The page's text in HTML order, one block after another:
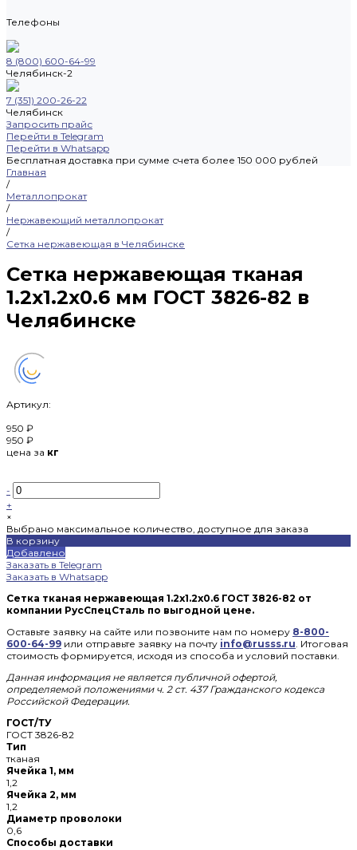
Телефоны
8 (800) 600-64-99
Челябинск-2
7 (351) 200-26-22
Челябинск
Запросить прайс
Перейти в Telegram
Перейти в Whatsapp
Бесплатная доставка при сумме счета более 150 000 рублей
Главная
/
Металлопрокат
/
Нержавеющий металлопрокат
/
Сетка нержавеющая в Челябинске
Сетка нержавеющая тканая
1.2х1.2х0.6 мм ГОСТ 3826-82 в
Челябинске
Артикул:
950 ₽
950 ₽
цена за кг
-
+
×
Выбрано максимальное количество, доступное для заказа
В корзину
Добавлено
Заказать в Telegram
Заказать в Whatsapp
Сетка тканая нержавеющая 1.2x1.2x0.6 ГОСТ 3826-82 от
компании РусСпецСталь по выгодной цене.
Оставьте заявку на сайте или позвоните нам по номеру 8-800-
600-64-99 или отправьте заявку на почту info@russs.ru. Итоговая
стоимость формируется, исходя из способа и условий поставки.
Данная информация не является публичной офертой,
определяемой положениями ч. 2 ст. 437 Гражданского кодекса
Российской Федерации.
ГОСТ/ТУ
ГОСТ 3826-82
Тип
тканая
Ячейка 1, мм
1,2
Ячейка 2, мм
1,2
Диаметр проволоки
0,6
Способы доставки